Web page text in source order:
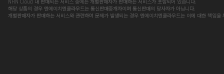
해당 상품의 경우 엔에이치엔클라우드는 통신판매중개자이며 통신판매의 당사자가 아닙니다.
개별판매자가 판매하는 서비스와 관련하여 문제가 발생되는 경우 엔에이치엔클라우드는 이에 대한 책임을